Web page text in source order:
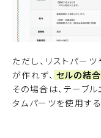
ただし、リストパー
が作れず、 セルの結
その場合は、テーブ
タムパーツを使用す